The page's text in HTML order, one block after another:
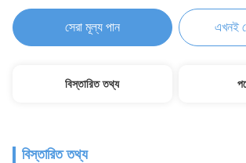
সেরা মূল্য পান এখনই
বিস্তারিত তথ্য
বিস্তারিত তথ্য